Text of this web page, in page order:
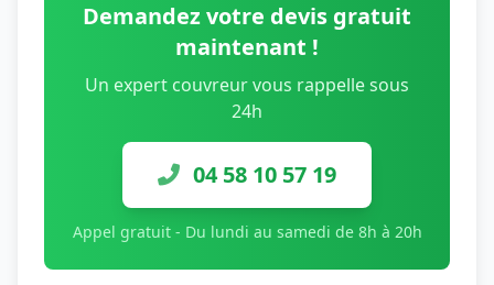
Demandez votre devis gratuit
maintenant !
Un expert couvreur vous rappelle sous
24h
04 58 10 57 19
Appel gratuit - Du lundi au samedi de 8h à 20h